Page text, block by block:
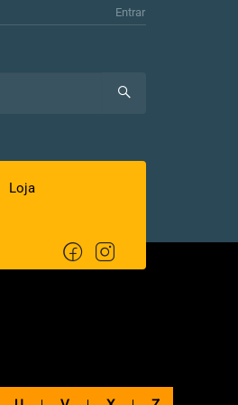
Entrar
Loja